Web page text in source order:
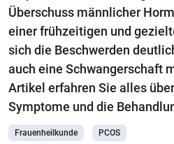
Überschuss männlicher
einer frühzeitigen und
sich die Beschwerden
auch eine Schwangerschaft
Artikel erfahren Sie alles
Symptome und die
Frauenheilkunde PCOS